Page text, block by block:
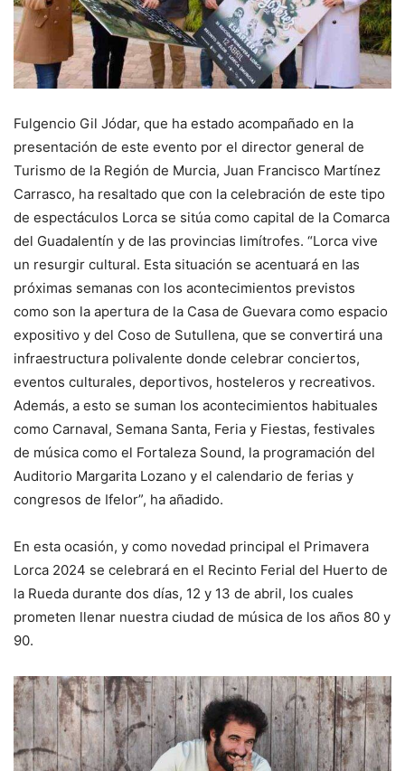
Fulgencio Gil Jódar, que ha estado acompañado en la
presentación de este evento por el director general de
Turismo de la Región de Murcia, Juan Francisco Martínez
Carrasco, ha resaltado que con la celebración de este tipo
de espectáculos Lorca se sitúa como capital de la Comarca
del Guadalentín y de las provincias limítrofes. “Lorca vive
un resurgir cultural. Esta situación se acentuará en las
próximas semanas con los acontecimientos previstos
como son la apertura de la Casa de Guevara como espacio
expositivo y del Coso de Sutullena, que se convertirá una
infraestructura polivalente donde celebrar conciertos,
eventos culturales, deportivos, hosteleros y recreativos.
Además, a esto se suman los acontecimientos habituales
como Carnaval, Semana Santa, Feria y Fiestas, festivales
de música como el Fortaleza Sound, la programación del
Auditorio Margarita Lozano y el calendario de ferias y
congresos de Ifelor”, ha añadido.
En esta ocasión, y como novedad principal el Primavera
Lorca 2024 se celebrará en el Recinto Ferial del Huerto de
la Rueda durante dos días, 12 y 13 de abril, los cuales
prometen llenar nuestra ciudad de música de los años 80 y
90.